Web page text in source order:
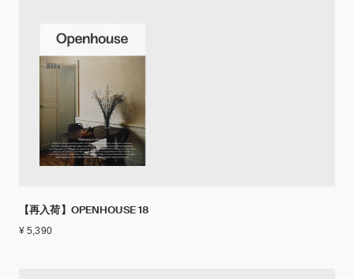
【再入荷】OPENHOUSE 18
¥ 5,390